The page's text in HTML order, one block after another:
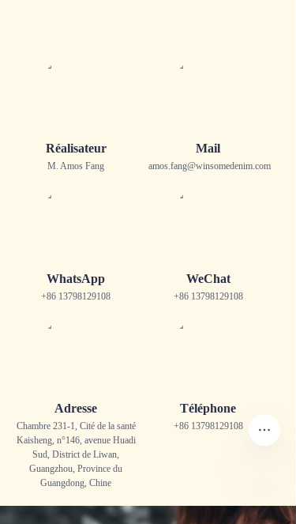
Réalisateur
M. Amos Fang
Mail
amos.fang@winsomedenim.com
WhatsApp
+86 13798129108
WeChat
+86 13798129108
Adresse
Chambre 231-1, Cité de la santé
Kaisheng, n°146, avenue Huadi
Sud,District de Liwan,
Guangzhou, Province du
Guangdong, Chine
Téléphone
+86 13798129108